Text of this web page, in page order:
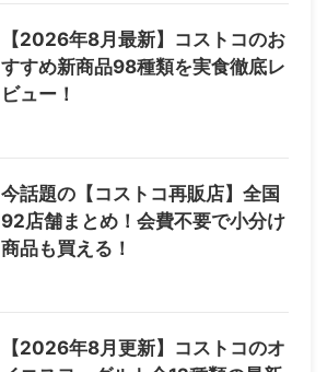
【2026年8月最新】コストコのお
すすめ新商品98種類を実食徹底レ
ビュー！
今話題の【コストコ再販店】全国
92店舗まとめ！会費不要で小分け
商品も買える！
【2026年8月更新】コストコのオ